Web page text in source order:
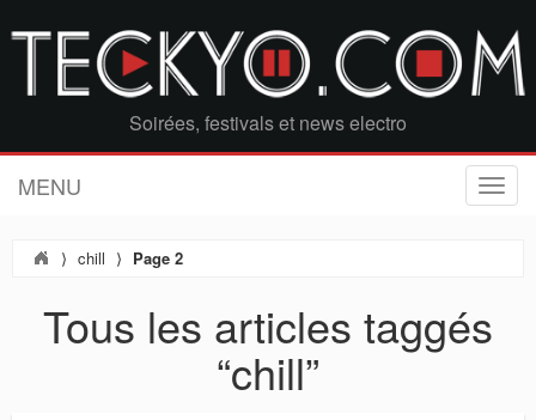
Soirées, festivals et news electro
MENU
T
o
n
⟩ chill ⟩ Page 2
Tous les articles taggés
“chill”